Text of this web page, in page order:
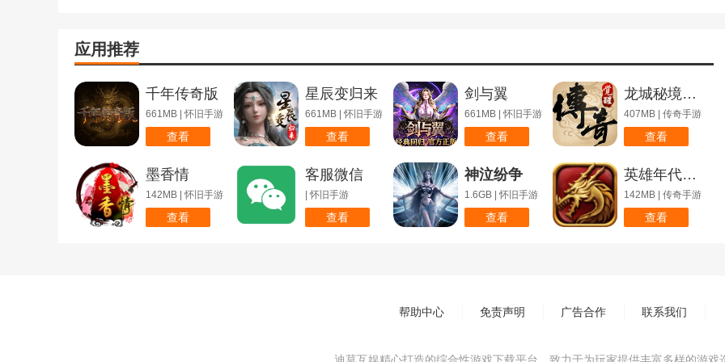
应用推荐
千年传奇版
661MB | 怀旧手游
查看
星辰变归来
661MB | 怀旧手游
查看
剑与翼
661MB | 怀旧手游
查看
龙城秘境觉醒合击
407MB | 传奇手游
查看
墨香情
142MB | 怀旧手游
查看
客服微信
| 怀旧手游
查看
神泣纷争
1.6GB | 怀旧手游
查看
英雄年代联动版
142MB | 传奇手游
查看
帮助中心 免责声明 广告合作 联系我们